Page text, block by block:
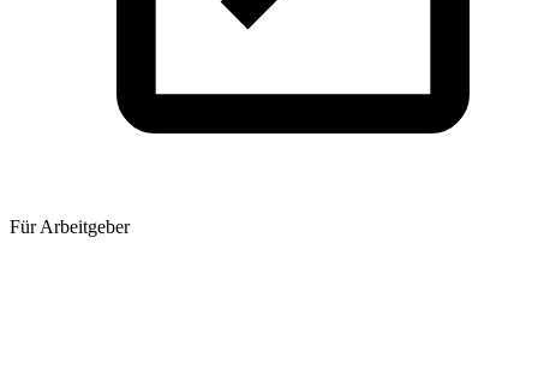
Für Arbeitgeber